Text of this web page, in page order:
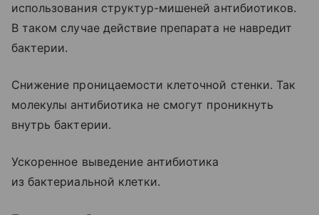
использования структур-мишеней антибиотиков.
В таком случае действие препарата не навредит
бактерии.
Снижение проницаемости клеточной стенки. Так
молекулы антибиотика не смогут проникнуть
внутрь бактерии.
Ускоренное выведение антибиотика
из бактериальной клетки.